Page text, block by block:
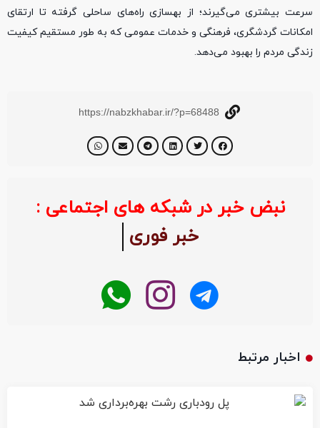
سرعت بیشتری می‌گیرند؛ از بهسازی راه‌های ساحلی گرفته تا ارتقای
امکانات گردشگری، فرهنگی و خدمات عمومی که به طور مستقیم کیفیت
زندگی مردم را بهبود می‌دهد.
https://nabzkhabar.ir/?p=68488
نبض خبر در شبکه های اجتماعی :
خبر فوری
اخبار مرتبط